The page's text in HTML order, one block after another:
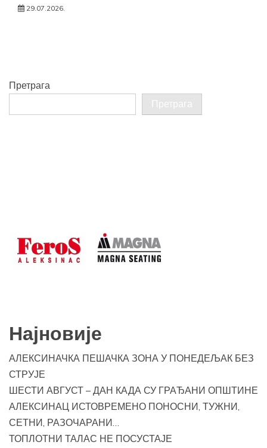
29.07.2026.
Претрага
Претрага
Најновије
АЛЕКСИНАЧКА ПЕШАЧКА ЗОНА У ПОНЕДЕЉАК БЕЗ
СТРУЈЕ
ШЕСТИ АВГУСТ – ДАН КАДА СУ ГРАЂАНИ ОПШТИНЕ
АЛЕКСИНАЦ ИСТОВРЕМЕНО ПОНОСНИ, ТУЖНИ,
СЕТНИ, РАЗОЧАРАНИ…
ТОПЛОТНИ ТАЛАС НЕ ПОСУСТАЈЕ